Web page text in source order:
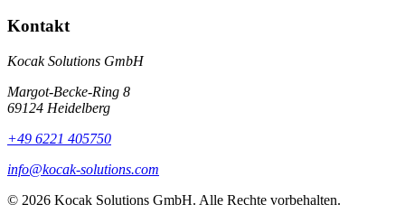
Kontakt
Kocak Solutions GmbH
Margot-Becke-Ring 8
69124 Heidelberg
+49 6221 405750
info@kocak-solutions.com
© 2026 Kocak Solutions GmbH. Alle Rechte vorbehalten.